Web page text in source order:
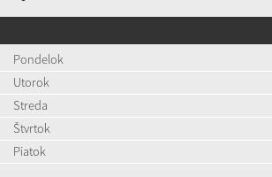
Pondelok
Utorok
Streda
Štvrtok
Piatok